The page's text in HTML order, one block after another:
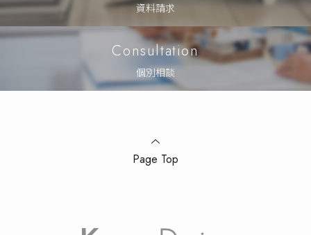
資料請求
Consultation
個別相談
Page Top